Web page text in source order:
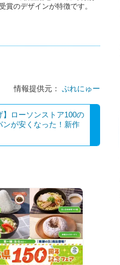
のデザインが特徴です。
情報提供元： ぷれにゅー
】ローソンストア100の
ンが安くなった！新作